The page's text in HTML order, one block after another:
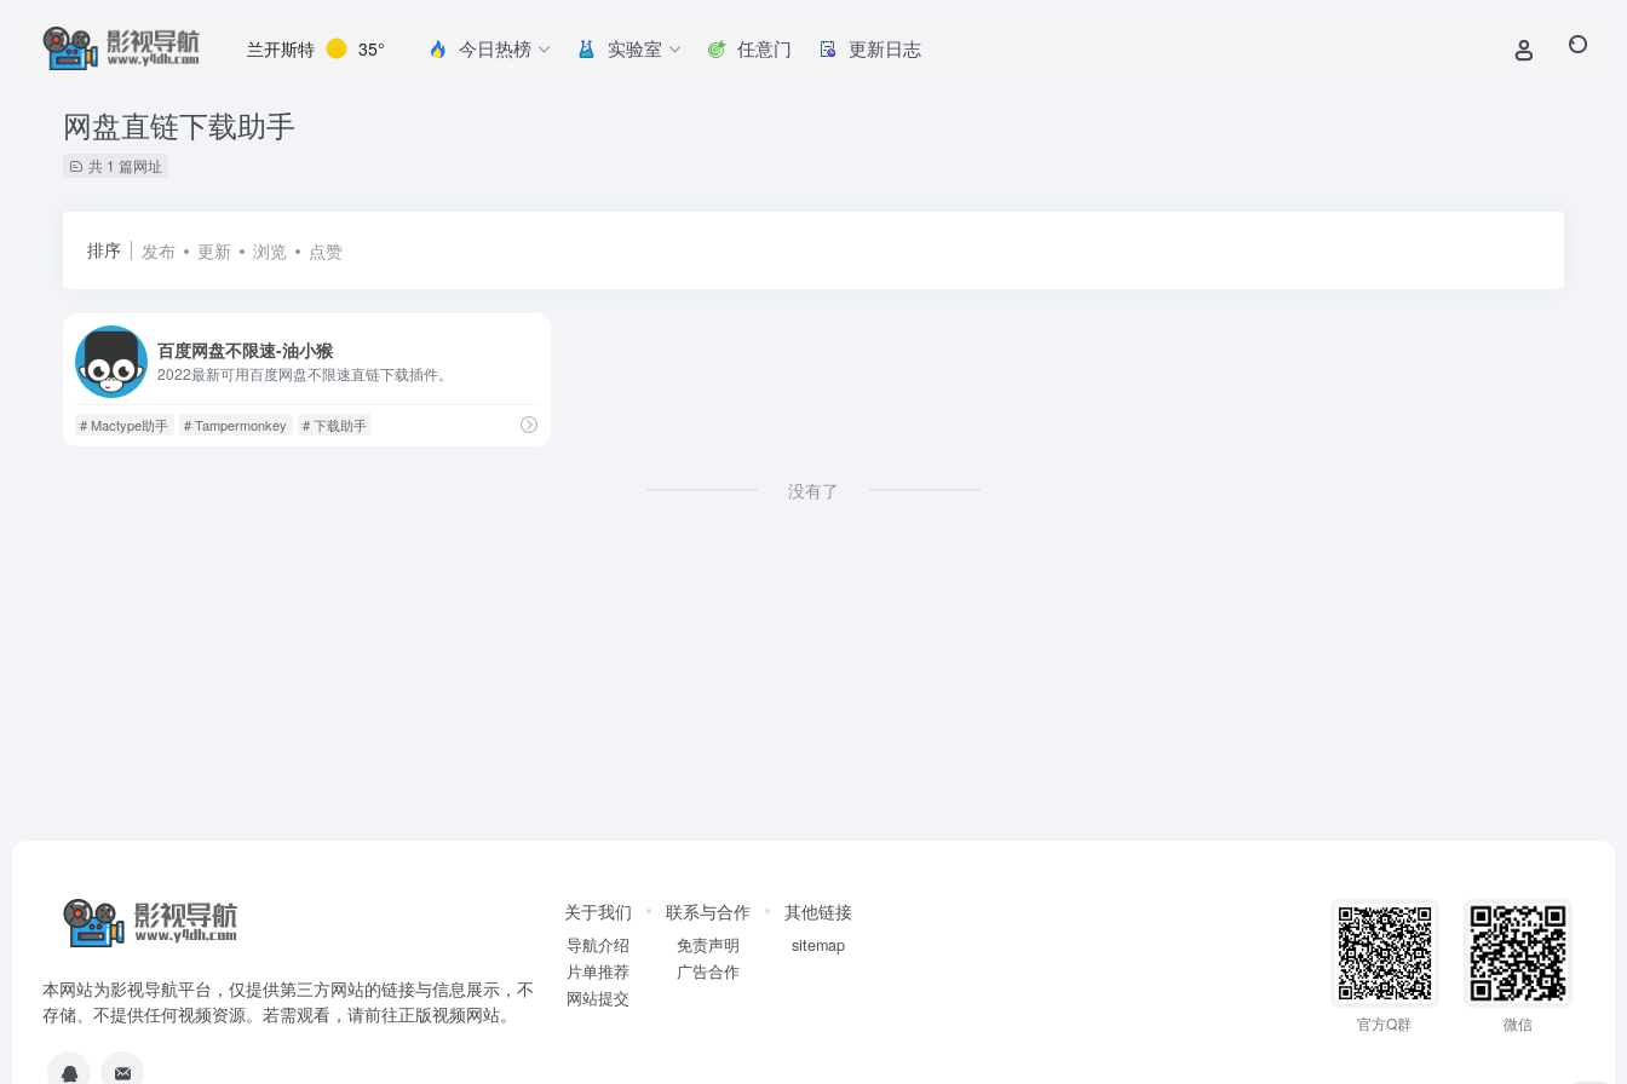
兰开斯特 35° 今日热榜 实验室 任意门 更新日志
网盘直链下载助手
共 1 篇网址
排序 发布 更新 浏览 点赞
百度网盘不限速-油小猴
2022最新可用百度网盘不限速直链下载插件。
# Mactype助手 # Tampermonkey # 下载助手
没有了
本网站为影视导航平台，仅提供第三方网站的链接与信息展示，不
存储、不提供任何视频资源。若需观看，请前往正版视频网站。
关于我们
导航介绍
片单推荐
网站提交
联系与合作
免责声明
广告合作
其他链接
sitemap
官方Q群 微信